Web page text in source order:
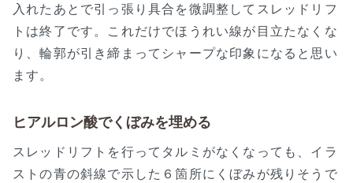
入れたあとで引っ張り具合を微調整してスレッドリフ
トは終了です。これだけでほうれい線が目立たなくな
り、輪郭が引き締まってシャープな印象になると思い
ます。
ヒアルロン酸でくぼみを埋める
スレッドリフトを行ってタルミがなくなっても、イラ
ストの青の斜線で示した６箇所にくぼみが残りそうで